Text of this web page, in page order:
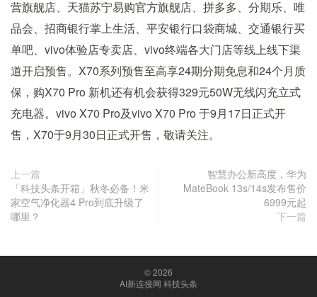
营旗舰店、天猫苏宁易购官方旗舰店、拼多多、分期乐、唯
品会、招商银行掌上生活、平安银行口袋商城、交通银行买
单吧、vivo体验店专卖店、vivo终端各大门店等线上线下渠
道开启预售。X70系列预售至高享24期分期免息和24个月质
保，购X70 Pro 新机还有机会获得329元50W无线闪充立式
充电器。vivo X70 Pro及vivo X70 Pro 于9月17日正式开
售，X70于9月30日正式开售，敬请关注。
上一篇
「科技头条开箱」秋冬必备！米
家空气净化器4 Pro到底升级了
哪里？
智慧办公新高度，华为
MateBook 13s/14s发布售价
6999元起
下一篇
© 2026
AI新连接网 科技头条